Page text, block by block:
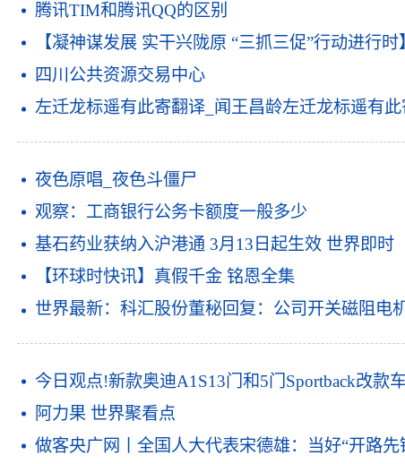
腾讯TIM和腾讯QQ的区别
【凝神谋发展 实干兴陇原 “三抓三促”行动进
四川公共资源交易中心
左迁龙标遥有此寄翻译_闻王昌龄左迁龙标遥有
夜色原唱_夜色斗僵尸
观察：工商银行公务卡额度一般多少
基石药业获纳入沪港通 3月13日起生效 世界即时
【环球时快讯】真假千金 铭恩全集
世界最新：科汇股份董秘回复：公司开关磁阻电
今日观点!新款奥迪A1S13门和5门Sportback改款
阿力果 世界聚看点
做客央广网丨全国人大代表宋德雄：当好“开路